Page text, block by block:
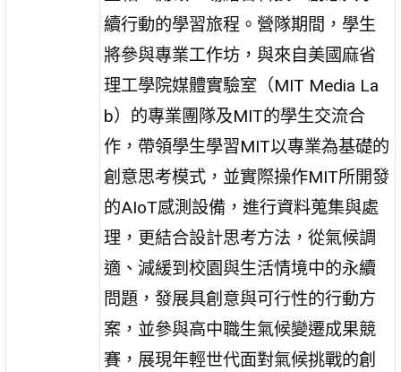
續行動的學習旅程。營隊期間，學生
將參與專業工作坊，與來自美國麻省
理工學院媒體實驗室（MIT Media La
b）的專業團隊及MIT的學生交流合
作，帶領學生學習MIT以專業為基礎的
創意思考模式，並實際操作MIT所開發
的AIoT感測設備，進行資料蒐集與處
理，更結合設計思考方法，從氣候調
適、減緩到校園與生活情境中的永續
問題，發展具創意與可行性的行動方
案，並參與高中職生氣候變遷成果競
賽，展現年輕世代面對氣候挑戰的創